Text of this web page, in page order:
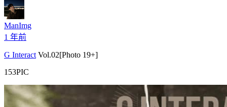
ManImg
1 年前
G Interact Vol.02[Photo 19+]
153PIC